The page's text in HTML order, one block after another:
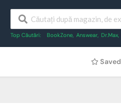
Top Căutări: BookZone, Answear, Dr.Max,
Saved